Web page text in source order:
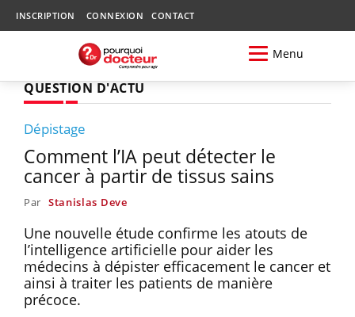
INSCRIPTION CONNEXION CONTACT
Menu
QUESTION D'ACTU
Dépistage
Comment l’IA peut détecter le
cancer à partir de tissus sains
Par Stanislas Deve
Une nouvelle étude confirme les atouts de
l’intelligence artificielle pour aider les
médecins à dépister efficacement le cancer et
ainsi à traiter les patients de manière
précoce.